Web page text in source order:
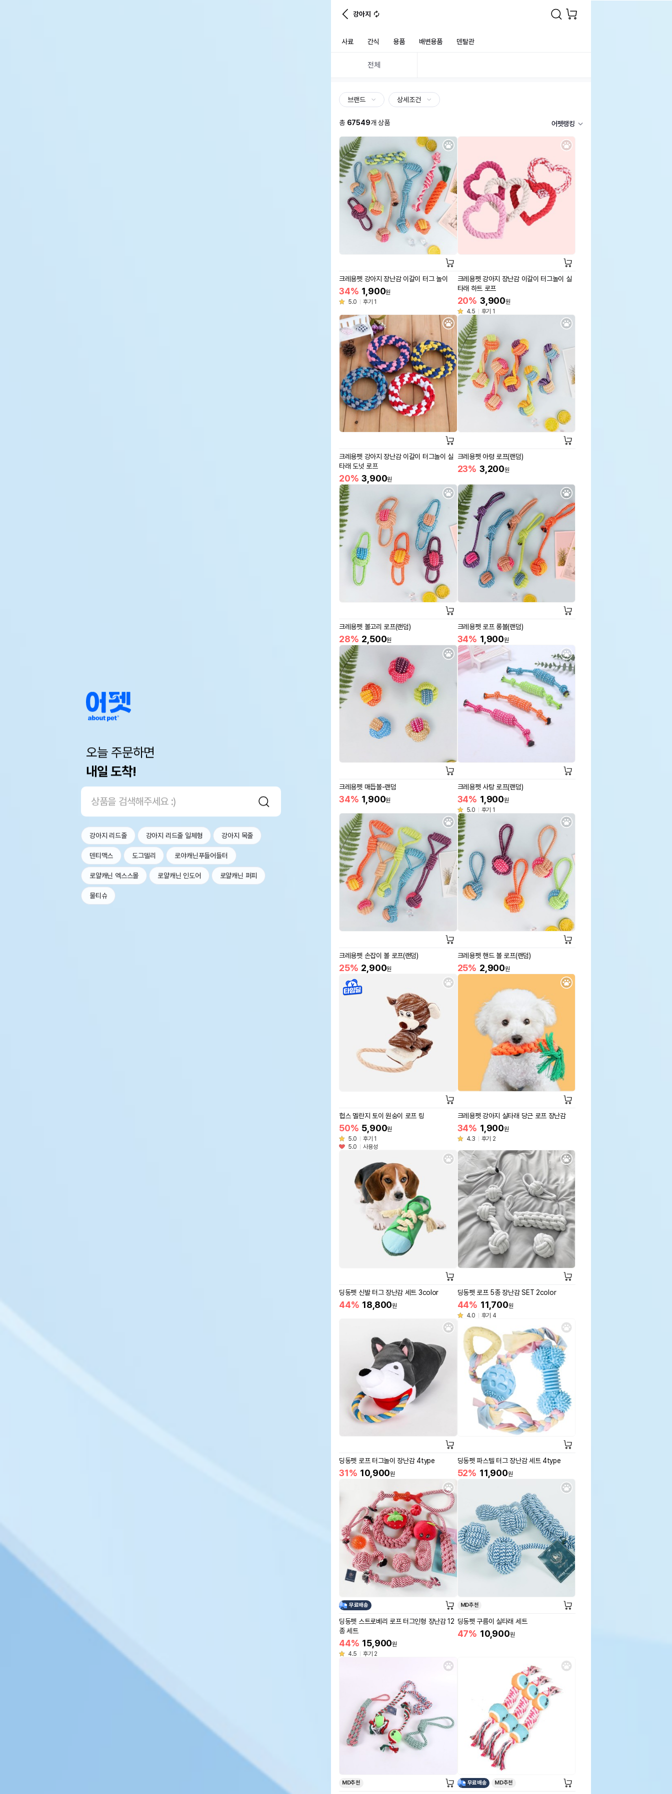
오늘 주문하면
내일 도착!
강아지 리드줄 강아지 리드줄 일체형 강아지 목줄
덴티맥스 도그델리 로야캐닌푸들어들터
로얄캐닌 엑스스몰 로얄캐닌 인도어 로얄캐닌 퍼피
물티슈
강아지
사료 간식 용품 배변용품 덴탈관
전체
브랜드 상세조건
총 67549개 상품 어펫랭킹
크레용펫 강아지 장난감 이갈이 터그 놀이
34% 1,900원
5.0
후기 1
크레용펫 강아지 장난감 이갈이 터그놀이 실
타래 하트 로프
20% 3,900원
4.5
후기 1
크레용펫 강아지 장난감 이갈이 터그놀이 실
타래 도넛 로프
20% 3,900원
크레용펫 아령 로프(랜덤)
23% 3,200원
크레용펫 볼고리 로프(랜덤)
28% 2,500원
크레용펫 로프 롱볼(랜덤)
34% 1,900원
크레용펫 매듭볼-랜덤
34% 1,900원
크레용펫 사탕 로프(랜덤)
34% 1,900원
5.0
후기 1
크레용펫 손잡이 볼 로프(랜덤)
25% 2,900원
크레용펫 핸드 볼 로프(랜덤)
25% 2,900원
헙스 멜란지 토이 원숭이 로프 링
50% 5,900원
5.0
후기 1
5.0
사용성
크레용펫 강아지 실타래 당근 로프 장난감
34% 1,900원
4.3
후기 2
딩동펫 신발 터그 장난감 세트 3color
44% 18,800원
딩동펫 로프 5종 장난감 SET 2color
44% 11,700원
4.0
후기 4
딩동펫 로프 터그놀이 장난감 4type
31% 10,900원
딩동펫 파스텔 터그 장난감 세트 4type
52% 11,900원
무료배송
딩동펫 스트로베리 로프 터그인형 장난감 12
종 세트
44% 15,900원
4.5
후기 2
MD추천
딩동펫 구름이 실타래 세트
47% 10,900원
MD추천 무료배송 MD추천